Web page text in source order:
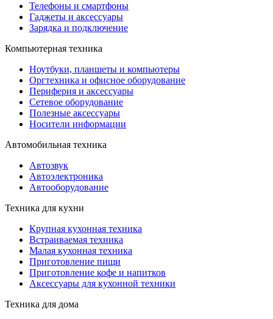
Телефоны и смартфоны
Гаджеты и аксессуары
Зарядка и подключение
Компьютерная техника
Ноутбуки, планшеты и компьютеры
Оргтехника и офисное оборудование
Периферия и аксессуары
Cетевое оборудование
Полезные аксессуары
Носители информации
Автомобильная техника
Автозвук
Автоэлектроника
Автооборудование
Техника для кухни
Крупная кухонная техника
Встраиваемая техника
Малая кухонная техника
Приготовление пищи
Приготовление кофе и напитков
Аксессуары для кухонной техники
Техника для дома